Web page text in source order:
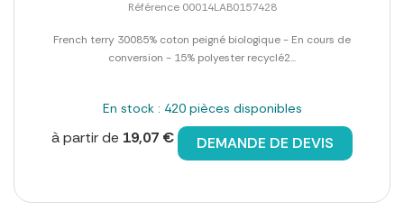
Référence 00014LAB0157428
French terry 30085% coton peigné biologique - En cours de
conversion - 15% polyester recyclé2...
En stock : 420 pièces disponibles
à partir de 19,07 € DEMANDE DE DEVIS